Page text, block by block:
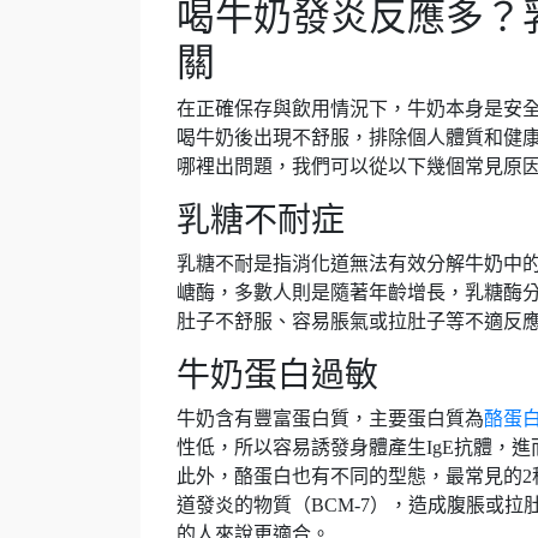
喝牛奶發炎反應多
關
在正確保存與飲用情況下，牛奶本身是安
喝牛奶後出現不舒服，排除個人體質和健
哪裡出問題，我們可以從以下幾個常見原
乳糖不耐症
乳糖不耐是指消化道無法有效分解牛奶中
嵣酶，多數人則是隨著年齡增長，乳糖酶
肚子不舒服、容易脹氣或拉肚子等不適反
牛奶蛋白過敏
牛奶含有豐富蛋白質，主要蛋白質為酪蛋
性低，所以容易誘發身體產生IgE抗體，
此外，酪蛋白也有不同的型態，最常見的
道發炎的物質（BCM-7），造成腹脹或拉